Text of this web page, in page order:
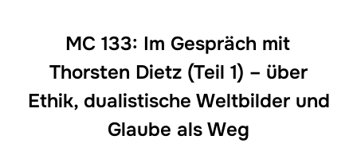
MC 133: Im Gespräch mit
Thorsten Dietz (Teil 1) – über
Ethik, dualistische Weltbilder und
Glaube als Weg